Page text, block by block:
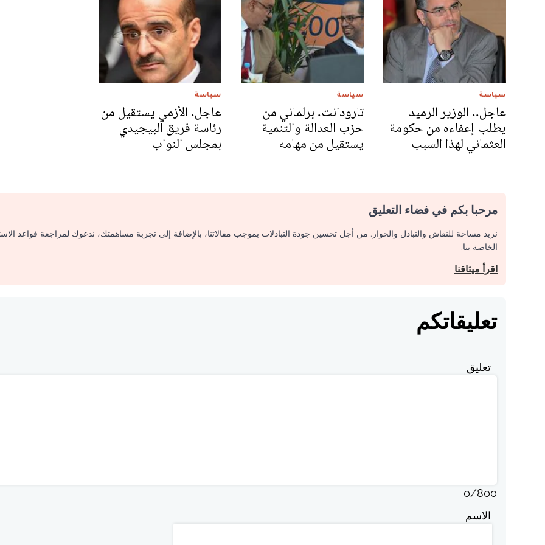
سياسة
عاجل.. الوزير الرميد
يطلب إعفاءه من حكومة
العثماني لهذا السبب
سياسة
تارودانت. برلماني من
حزب العدالة والتنمية
يستقيل من مهامه
سياسة
عاجل. الأزمي يستقيل من
رئاسة فريق البيجيدي
بمجلس النواب
مرحبا بكم في فضاء التعليق
نريد مساحة للنقاش والتبادل والحوار. من أجل تحسين جودة التبادلات بموجب مقالاتنا، بالإضافة إلى تجربة مساهمتك، ندعوك لمراجعة قواعد
الخاصة بنا.
اقرأ ميثاقنا
تعليقاتكم
تعليق
0/800
الاسم